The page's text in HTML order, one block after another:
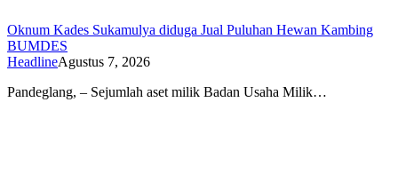
Oknum Kades Sukamulya diduga Jual Puluhan Hewan Kambing
BUMDES
HeadlineAgustus 7, 2026
Pandeglang, – Sejumlah aset milik Badan Usaha Milik…